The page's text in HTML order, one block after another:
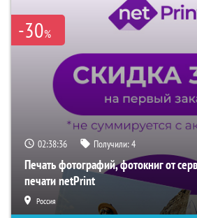
-30%
02:38:35 Получили:4
Печать фотографий, фотокниг от
печати netPrint
Россия